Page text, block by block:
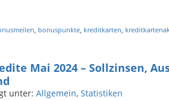
, bonuspunkte, kreditkarten,
Mai 2024 – Sollzinsen,
unter: Allgemein, Statistiken